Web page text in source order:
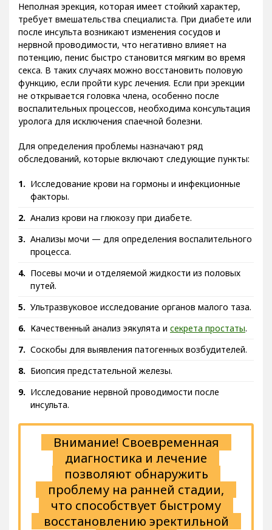
Неполная эрекция, которая имеет стойкий характер,
требует вмешательства специалиста. При диабете или
после инсульта возникают изменения сосудов и
нервной проводимости, что негативно влияет на
потенцию, пенис быстро становится мягким во время
секса. В таких случаях можно восстановить половую
функцию, если пройти курс лечения. Если при эрекции
не открывается головка члена, особенно после
воспалительных процессов, необходима консультация
уролога для исключения спаечной болезни.
Для определения проблемы назначают ряд
обследований, которые включают следующие пункты:
Исследование крови на гормоны и инфекционные
факторы.
Анализ крови на глюкозу при диабете.
Анализы мочи — для определения воспалительного
процесса.
Посевы мочи и отделяемой жидкости из половых
путей.
Ультразвуковое исследование органов малого таза.
Качественный анализ эякулята и секрета простаты.
Соскобы для выявления патогенных возбудителей.
Биопсия предстательной железы.
Исследование нервной проводимости после
инсульта.
Внимание! Своевременная
диагностика и лечение
позволяют обнаружить
проблему на ранней стадии,
что способствует быстрому
восстановлению эректильной